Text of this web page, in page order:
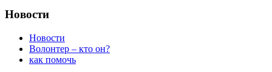
Новости
Новости
Волонтер – кто он?
как помочь